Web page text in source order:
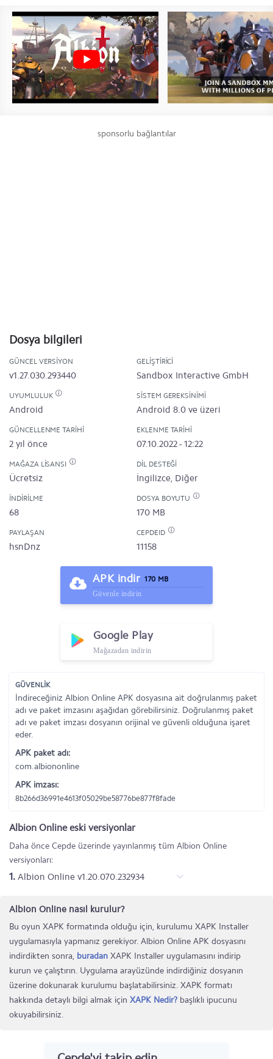
sponsorlu bağlantılar
Dosya bilgileri
GÜNCEL VERSIYON
v1.27.030.293440
GELIŞTIRICI
Sandbox Interactive GmbH
UYUMLULUK
Android
SISTEM GEREKSINIMI
Android 8.0 ve üzeri
GÜNCELLENME TARIHI
2 yıl önce
EKLENME TARIHI
07.10.2022 - 12:22
MAĞAZA LISANSI
Ücretsiz
DIL DESTEĞI
İngilizce, Diğer
İNDIRILME
68
DOSYA BOYUTU
170 MB
PAYLAŞAN
hsnDnz
CEPDEID
11158
APK indir 170 MB
Güvenle indirin
Google Play
Mağazadan indirin
GÜVENLİK
İndireceğiniz Albion Online APK dosyasına ait doğrulanmış paket
adı ve paket imzasını aşağıdan görebilirsiniz. Doğrulanmış paket
adı ve paket imzası dosyanın orijinal ve güvenli olduğuna işaret
eder.
APK paket adı:
com.albiononline
APK imzası:
8b266d36991e4613f05029be58776be877f8fade
Albion Online eski versiyonlar
Daha önce Cepde üzerinde yayınlanmış tüm Albion Online
versiyonları:
1. Albion Online v1.20.070.232934
Albion Online nasıl kurulur?
Bu oyun XAPK formatında olduğu için, kurulumu XAPK Installer
uygulamasıyla yapmanız gerekiyor. Albion Online APK dosyasını
indirdikten sonra, buradan XAPK Installer uygulamasını indirip
kurun ve çalıştırın. Uygulama arayüzünde indirdiğiniz dosyanın
üzerine dokunarak kurulumu başlatabilirsiniz. XAPK formatı
hakkında detaylı bilgi almak için XAPK Nedir? başlıklı ipucunu
okuyabilirsiniz.